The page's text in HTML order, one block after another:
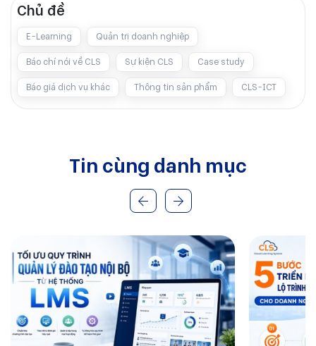
Chủ đề
E-Learning Quản trị doanh nghiệp
Báo chí nói về CLS Sự kiện CLS Case study
Báo giá dịch vụ khác Thông tin sản phẩm CLS-ICT
Tin cùng danh mục